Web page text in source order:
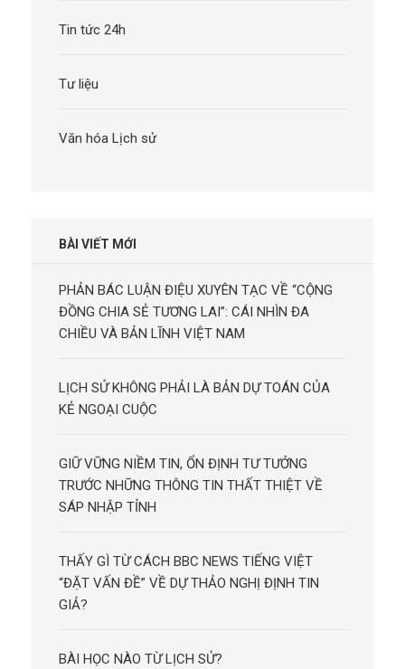
Tin tức 24h
Tư liệu
Văn hóa Lịch sử
BÀI VIẾT MỚI
PHẢN BÁC LUẬN ĐIỆU XUYÊN TẠC VỀ “CỘNG
ĐỒNG CHIA SẺ TƯƠNG LAI”: CÁI NHÌN ĐA
CHIỀU VÀ BẢN LĨNH VIỆT NAM
LỊCH SỬ KHÔNG PHẢI LÀ BẢN DỰ TOÁN CỦA
KẺ NGOẠI CUỘC
GIỮ VỮNG NIỀM TIN, ỔN ĐỊNH TƯ TƯỞNG
TRƯỚC NHỮNG THÔNG TIN THẤT THIỆT VỀ
SÁP NHẬP TỈNH
THẤY GÌ TỪ CÁCH BBC NEWS TIẾNG VIỆT
“ĐẶT VẤN ĐỀ” VỀ DỰ THẢO NGHỊ ĐỊNH TIN
GIẢ?
BÀI HỌC NÀO TỪ LỊCH SỬ?